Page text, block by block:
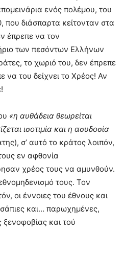
ενός πολέμου, του
που διάσπαρτα κείτονταν στα
έπρεπε να τον
των πεσόντων Ελλήνων
το χωριό του, δεν έπρεπε
να του δείχνει το Χρέος! Αν
«η αυθάδεια θεωρείται
ισοτιμία και η ασυδοσία
σ’ αυτό το κράτος λοιπόν,
εν αφθονία
χρέος τους να αμυνθούν.
τους. Τον
οι έννοιες του έθνους και
και… παρωχημένες,
και τού